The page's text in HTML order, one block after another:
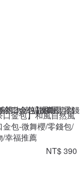
口金包】和風自然風
金包-微舞櫻/零錢包/
/幸福推薦
NT$ 390